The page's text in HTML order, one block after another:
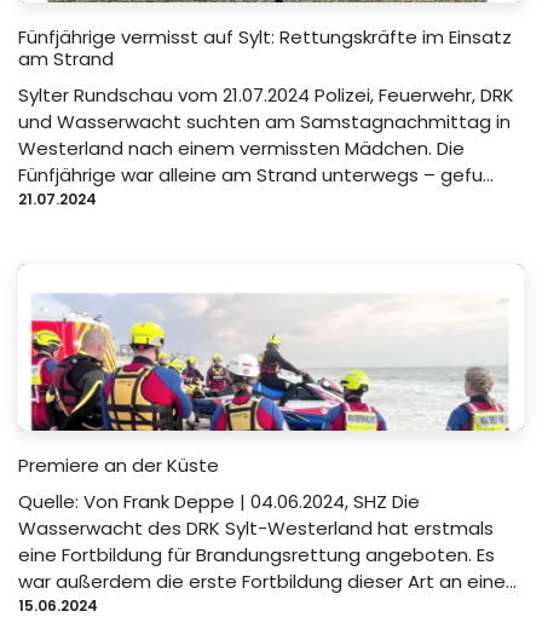
Fünfjährige vermisst auf Sylt: Rettungskräfte im Einsatz
am Strand
Sylter Rundschau vom 21.07.2024 Polizei, Feuerwehr, DRK
und Wasserwacht suchten am Samstagnachmittag in
Westerland nach einem vermissten Mädchen. Die
Fünfjährige war alleine am Strand unterwegs – gefu...
21.07.2024
Premiere an der Küste
Quelle: Von Frank Deppe | 04.06.2024, SHZ Die
Wasserwacht des DRK Sylt-Westerland hat erstmals
eine Fortbildung für Brandungsrettung angeboten. Es
war außerdem die erste Fortbildung dieser Art an eine...
15.06.2024